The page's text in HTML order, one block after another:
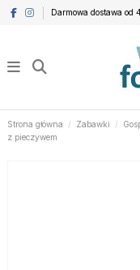
Darmowa dostawa od
Strona główna Zabawki
z pieczywem